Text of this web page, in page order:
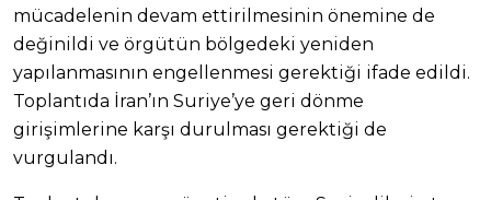
mücadelenin devam ettirilmesinin önemine de
değinildi ve örgütün bölgedeki yeniden
yapılanmasının engellenmesi gerektiği ifade edildi.
Toplantıda İran’ın Suriye’ye geri dönme
girişimlerine karşı durulması gerektiği de
vurgulandı.